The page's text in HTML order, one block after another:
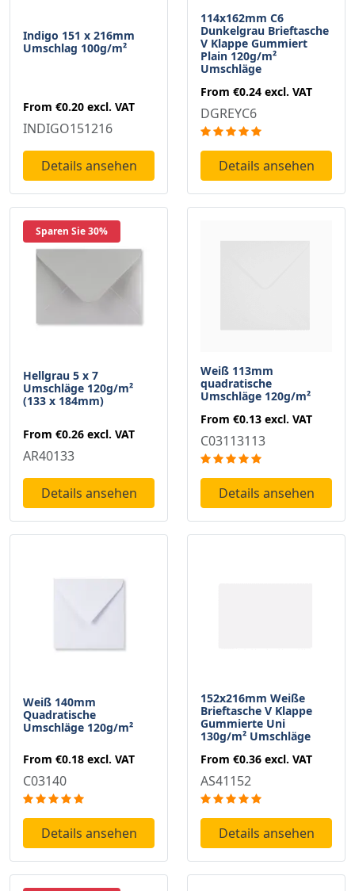
Indigo 151 x 216mm
Umschlag 100g/m²
From €0.20 excl. VAT
INDIGO151216
Details ansehen
114x162mm C6
Dunkelgrau Brieftasche
V Klappe Gummiert
Plain 120g/m²
Umschläge
From €0.24 excl. VAT
DGREYC6
Details ansehen
Sparen Sie 30%
Hellgrau 5 x 7
Umschläge 120g/m²
(133 x 184mm)
From €0.26 excl. VAT
AR40133
Details ansehen
Weiß 113mm
quadratische
Umschläge 120g/m²
From €0.13 excl. VAT
C03113113
Details ansehen
Weiß 140mm
Quadratische
Umschläge 120g/m²
From €0.18 excl. VAT
C03140
Details ansehen
152x216mm Weiße
Brieftasche V Klappe
Gummierte Uni
130g/m² Umschläge
From €0.36 excl. VAT
AS41152
Details ansehen